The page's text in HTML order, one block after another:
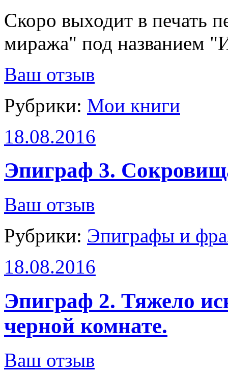
Скоро выходит в печать
миража" под названием
Ваш отзыв
Рубрики: Мои книги
18.08.2016
Эпиграф 3.
Ваш отзыв
Рубрики: Эпиграфы и
18.08.2016
Эпиграф 2. Тяжело
черной комнате.
Ваш отзыв